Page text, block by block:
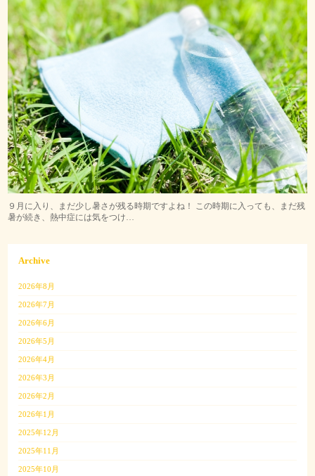
９月に入り、まだ少し暑さが残る時期ですよね！ この時期に入っても、まだ残
暑が続き、熱中症には気をつけ…
Archive
2026年8月
2026年7月
2026年6月
2026年5月
2026年4月
2026年3月
2026年2月
2026年1月
2025年12月
2025年11月
2025年10月